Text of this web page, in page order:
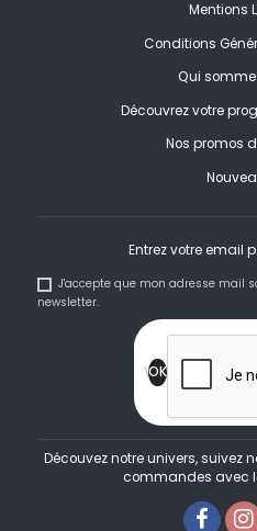
Mentions
Conditions
Qui
Découvrez votre
Nos promos
Entrez votre email
J'accepte que mon adresse mail
newsletter.
Découvez notre univers, suivez
commandes avec